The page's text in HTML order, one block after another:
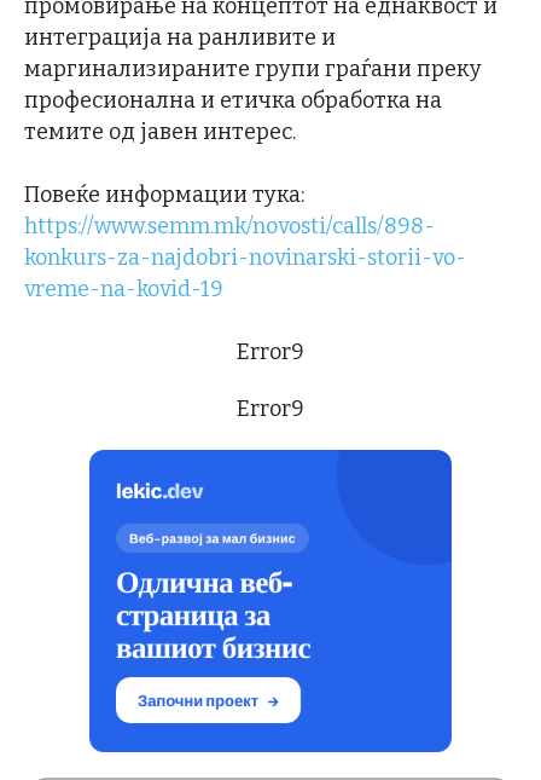
промовирање на концептот на еднаквост и
интеграција на ранливите и
маргинализираните групи граѓани преку
професионална и етичка обработка на
темите од јавен интерес.
Повеќе информации тука:
https://www.semm.mk/novosti/calls/898-
konkurs-za-najdobri-novinarski-storii-vo-
vreme-na-kovid-19
Error9
Error9